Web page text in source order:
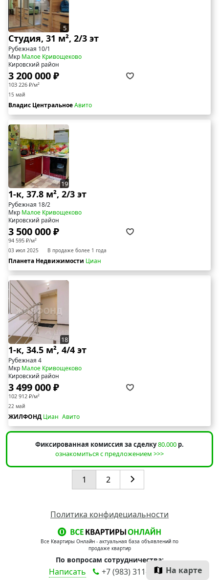
На карте
5
Студия, 31 м², 2/3 эт
Рубежная 10/1
Мкр Малое Кривощеково
Кировский район
3 200 000 ₽
103 226 ₽/м²
15 май
Владис ЦентральноеАвито
19
1-к, 37.8 м², 2/3 эт
Рубежная 18/2
Мкр Малое Кривощеково
Кировский район
3 500 000 ₽
94 595 ₽/м²
03 июл 2025 В продаже более 1 года
Планета Недвижимости Циан
18
1-к, 34.5 м², 4/4 эт
Рубежная 4
Мкр Малое Кривощеково
Кировский район
3 499 000 ₽
102 912 ₽/м²
22 май
ЖИЛФОНД Циан Авито
Фиксированная комиссия за сделку80.000 р.
ознакомиться с предложением >>>
1 2
Политика конфидециальности
Все Квартиры Онлайн - актуальная база объявлений по
продаже квартир
По вопросам сотрудничества:
Написать +7 (983) 311-90-00